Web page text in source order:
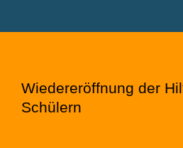
Wiedereröffnung der
Schülern